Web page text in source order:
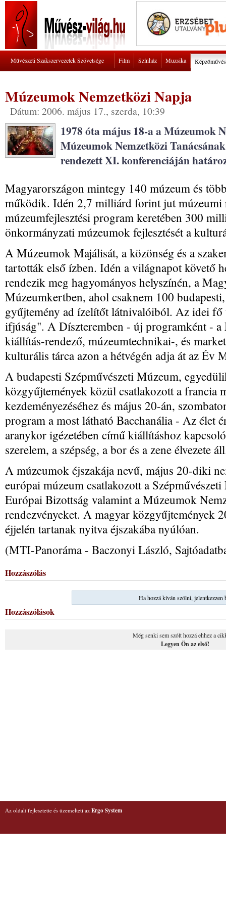
Művészeti Szakszervezetek Szövetsége Film Színház Muzsika
Múzeumok Nemzetközi Napja
Dátum: 2006. május 17., szerda, 10:39
1978 óta május 18-a a Múzeumok
Múzeumok Nemzetközi
rendezett XI. konferenciáján
Magyarországon mintegy 140 múzeum és
működik. Idén 2,7 milliárd forint jut múzeumi
múzeumfejlesztési program keretében 300
önkormányzati múzeumok fejlesztését a
A Múzeumok Majálisát, a közönség és a
tartották első ízben. Idén a világnapot követő
rendezik meg hagyományos helyszínén, a
Múzeumkertben, ahol csaknem 100
gyűjtemény ad ízelítőt látnivalóiból. Az idei fő
ifjúság". A Díszteremben - új programként - a
kiállítás-rendező, múzeumtechnikai-, és
kulturális tárca azon a hétvégén adja át az Év
A budapesti Szépművészeti Múzeum,
közgyűjtemények közül csatlakozott a francia
kezdeményezéséhez és május 20-án,
program a most látható Bacchanália - Az élet
aranykor igézetében című kiállításhoz
szerelem, a szépség, a bor és a zene élvezete
A múzeumok éjszakája nevű, május 20-diki
európai múzeum csatlakozott a
Európai Bizottság valamint a Múzeumok
rendezvényeket. A magyar közgyűjtemények
éjjelén tartanak nyitva éjszakába nyúlóan.
(MTI-Panoráma - Baczonyi László,
Hozzászólás
Ha hozzá kíván szólni, jelentkezzen
Hozzászólások
Még senki sem szólt hozzá ehhez a
Legyen Ön az első!
Az oldalt fejlesztette és üzemelteti az Ergo System